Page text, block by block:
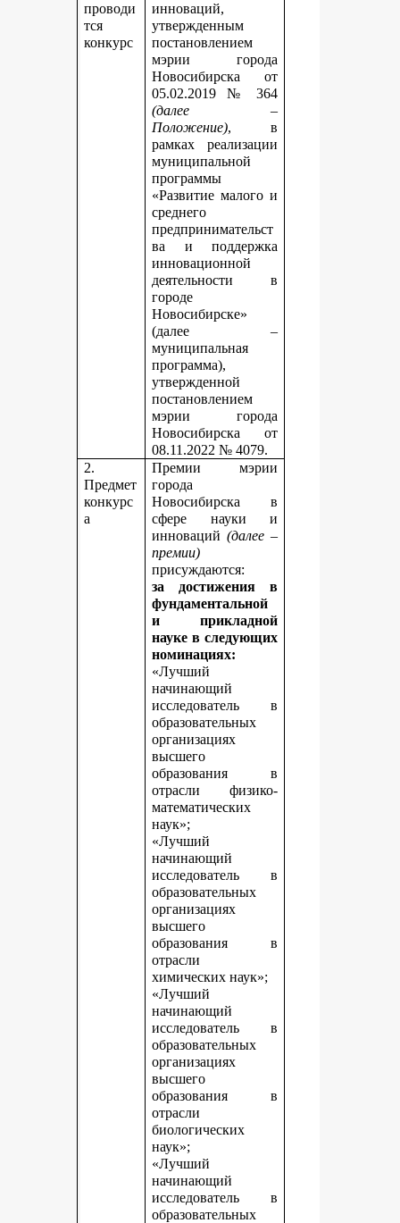
проводи
тся
конкурс
инноваций,
утвержденным
постановлением
мэрии города
Новосибирска от
05.02.2019 № 364
(далее –
Положение), в
рамках реализации
муниципальной
программы
«Развитие малого и
среднего
предпринимательст
ва и поддержка
инновационной
деятельности в
городе
Новосибирске»
(далее –
муниципальная
программа),
утвержденной
постановлением
мэрии города
Новосибирска от
08.11.2022 № 4079.
2.
Предмет
конкурс
а
Премии мэрии
города
Новосибирска в
сфере науки и
инноваций(далее –
премии)
присуждаются:
за достижения в
фундаментальной
и прикладной
наукев следующих
номинациях:
«Лучший
начинающий
исследователь в
образовательных
организациях
высшего
образования в
отрасли физико-
математических
наук»;
«Лучший
начинающий
исследователь в
образовательных
организациях
высшего
образования в
отрасли
химических наук»;
«Лучший
начинающий
исследователь в
образовательных
организациях
высшего
образования в
отрасли
биологических
наук»;
«Лучший
начинающий
исследователь в
образовательных